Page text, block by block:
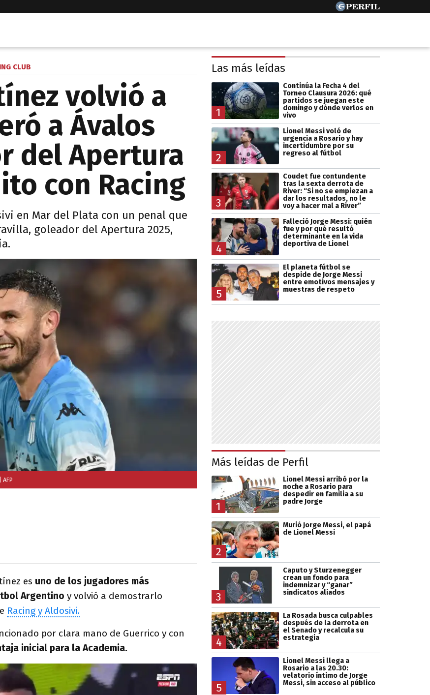
CLUB
volvió a
a Ávalos
del Apertura
con Racing
en Mar del Plata con un penal que
goleador del Apertura 2025,
| AFP
es uno de los jugadores más
Argentino y volvió a demostrarlo
Racing y Aldosivi.
por clara mano de Guerrico y con
inicial para la Academia.
Las más leídas
1
Continúa la Fecha 4 del
Torneo Clausura 2026: qué
partidos se juegan este
domingo y dónde verlos en
vivo
2
Lionel Messi voló de
urgencia a Rosario y hay
incertidumbre por su
regreso al fútbol
3
Coudet fue contundente
tras la sexta derrota de
River: “Si no se empiezan a
dar los resultados, no le
voy a hacer mal a River”
4
Falleció Jorge Messi: quién
fue y por qué resultó
determinante en la vida
deportiva de Lionel
5
El planeta fútbol se
despide de Jorge Messi
entre emotivos mensajes y
muestras de respeto
Más leídas de Perfil
1
Lionel Messi arribó por la
noche a Rosario para
despedir en familia a su
padre Jorge
2
Murió Jorge Messi, el papá
de Lionel Messi
3
Caputo y Sturzenegger
crean un fondo para
indemnizar y “ganar”
sindicatos aliados
4
La Rosada busca culpables
después de la derrota en
el Senado y recalcula su
estrategia
5
Lionel Messi llega a
Rosario a las 20.30:
velatorio íntimo de Jorge
Messi, sin acceso al público